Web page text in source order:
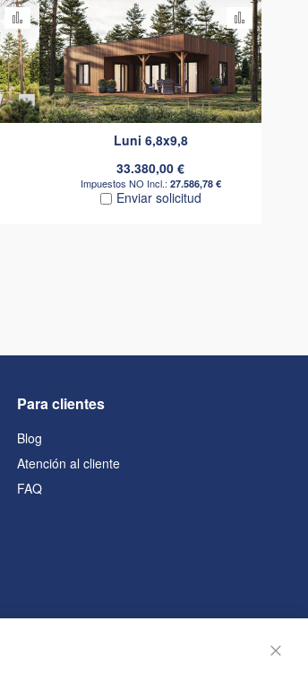
Añadir para comparar
Luni 6,8x9,8
33.380,00 €
27.586,78 €
Enviar solicitud
Añadir
Para clientes
Blog
Atención al cliente
FAQ